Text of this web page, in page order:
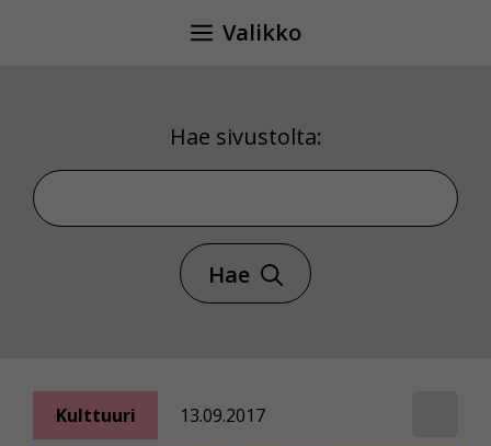
Valikko
Hae sivustolta:
Hae sivustolta
Hae
Kulttuuri 13.09.2017